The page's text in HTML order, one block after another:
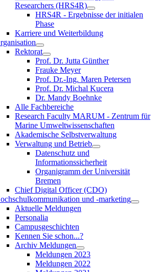
Researchers (HRS4R)
HRS4R - Ergebnisse der initialen
Phase
Karriere und Weiterbildung
Rektorat
Prof. Dr. Jutta Günther
Frauke Meyer
Prof. Dr.-Ing. Maren Petersen
Prof. Dr. Michal Kucera
Dr. Mandy Boehnke
Alle Fachbereiche
Research Faculty MARUM - Zentrum für
Marine Umweltwissenschaften
Akademische Selbstverwaltung
Verwaltung und Betrieb
Datenschutz und
Informationssicherheit
Organigramm der Universität
Bremen
Chief Digital Officer (CDO)
und -marketing
Aktuelle Meldungen
Personalia
Campusgeschichten
Kennen Sie schon...?
Archiv Meldungen
Meldungen 2023
Meldungen 2022